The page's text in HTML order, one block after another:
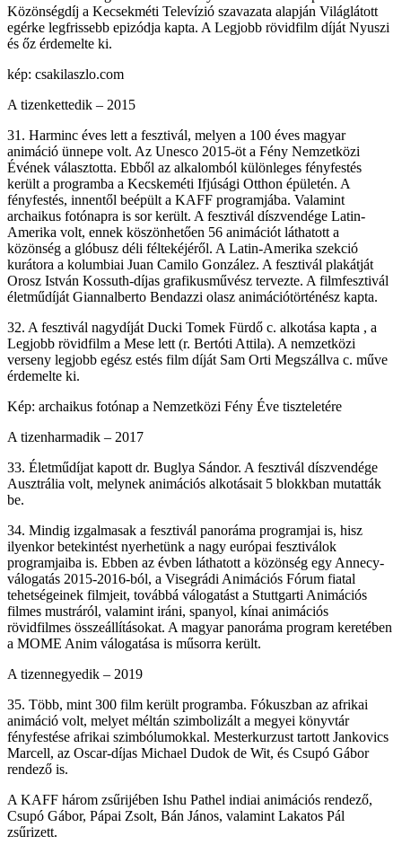
Közönségdíj a Kecsekméti Televízió szavazata alapján Világlátott
egérke legfrissebb epizódja kapta. A Legjobb rövidfilm díját Nyuszi
és őz érdemelte ki.
kép: csakilaszlo.com
A tizenkettedik – 2015
31. Harminc éves lett a fesztivál, melyen a 100 éves magyar
animáció ünnepe volt. Az Unesco 2015-öt a Fény Nemzetközi
Évének választotta. Ebből az alkalomból különleges fényfestés
került a programba a Kecskeméti Ifjúsági Otthon épületén. A
fényfestés, innentől beépült a KAFF programjába. Valamint
archaikus fotónapra is sor került. A fesztivál díszvendége Latin-
Amerika volt, ennek köszönhetően 56 animációt láthatott a
közönség a glóbusz déli féltekéjéről. A Latin-Amerika szekció
kurátora a kolumbiai Juan Camilo González. A fesztivál plakátját
Orosz István Kossuth-díjas grafikusművész tervezte. A filmfesztivál
életműdíját Giannalberto Bendazzi olasz animációtörténész kapta.
32. A fesztivál nagydíját Ducki Tomek Fürdő c. alkotása kapta , a
Legjobb rövidfilm a Mese lett (r. Bertóti Attila). A nemzetközi
verseny legjobb egész estés film díját Sam Orti Megszállva c. műve
érdemelte ki.
Kép: archaikus fotónap a Nemzetközi Fény Éve tiszteletére
A tizenharmadik – 2017
33. Életműdíjat kapott dr. Buglya Sándor. A fesztivál díszvendége
Ausztrália volt, melynek animációs alkotásait 5 blokkban mutatták
be.
34. Mindig izgalmasak a fesztivál panoráma programjai is, hisz
ilyenkor betekintést nyerhetünk a nagy európai fesztiválok
programjaiba is. Ebben az évben láthatott a közönség egy Annecy-
válogatás 2015-2016-ból, a Visegrádi Animációs Fórum fiatal
tehetségeinek filmjeit, továbbá válogatást a Stuttgarti Animációs
filmes mustráról, valamint iráni, spanyol, kínai animációs
rövidfilmes összeállításokat. A magyar panoráma program keretében
a MOME Anim válogatása is műsorra került.
A tizennegyedik – 2019
35. Több, mint 300 film került programba. Fókuszban az afrikai
animáció volt, melyet méltán szimbolizált a megyei könyvtár
fényfestése afrikai szimbólumokkal. Mesterkurzust tartott Jankovics
Marcell, az Oscar-díjas Michael Dudok de Wit, és Csupó Gábor
rendező is.
A KAFF három zsűrijében Ishu Pathel indiai animációs rendező,
Csupó Gábor, Pápai Zsolt, Bán János, valamint Lakatos Pál
zsűrizett.